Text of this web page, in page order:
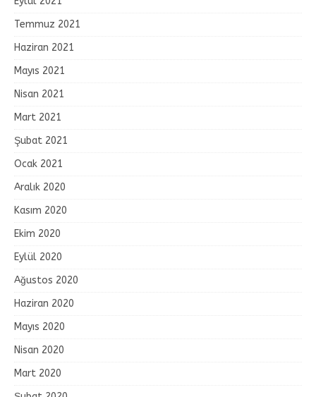
Temmuz 2021
Haziran 2021
Mayıs 2021
Nisan 2021
Mart 2021
Şubat 2021
Ocak 2021
Aralık 2020
Kasım 2020
Ekim 2020
Eylül 2020
Ağustos 2020
Haziran 2020
Mayıs 2020
Nisan 2020
Mart 2020